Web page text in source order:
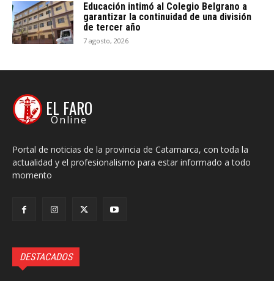
Educación intimó al Colegio Belgrano a
garantizar la continuidad de una división
de tercer año
7 agosto, 2026
EL FARO
Online
Portal de noticias de la provincia de Catamarca, con toda la
actualidad y el profesionalismo para estar informado a todo
momento
DESTACADOS